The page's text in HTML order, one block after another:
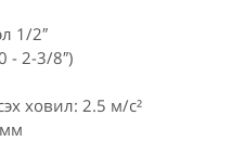
1/2″
- 2-3/8″)
ховил: 2.5 м/с²